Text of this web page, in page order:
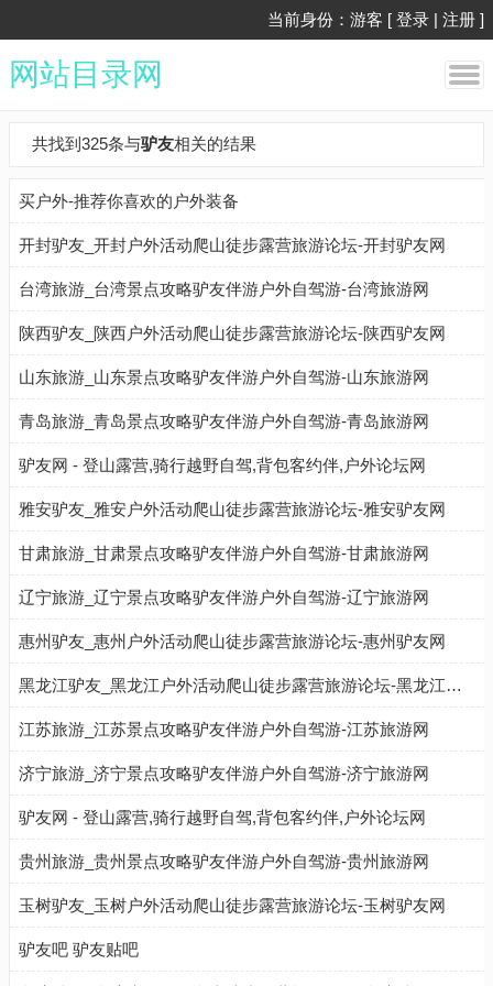
当前身份：游客 [ 登录 | 注册 ]
网站目录网
共找到325条与驴友相关的结果
买户外-推荐你喜欢的户外装备
开封驴友_开封户外活动爬山徒步露营旅游论坛-开封驴友网
台湾旅游_台湾景点攻略驴友伴游户外自驾游-台湾旅游网
陕西驴友_陕西户外活动爬山徒步露营旅游论坛-陕西驴友网
山东旅游_山东景点攻略驴友伴游户外自驾游-山东旅游网
青岛旅游_青岛景点攻略驴友伴游户外自驾游-青岛旅游网
驴友网 - 登山露营,骑行越野自驾,背包客约伴,户外论坛网
雅安驴友_雅安户外活动爬山徒步露营旅游论坛-雅安驴友网
甘肃旅游_甘肃景点攻略驴友伴游户外自驾游-甘肃旅游网
辽宁旅游_辽宁景点攻略驴友伴游户外自驾游-辽宁旅游网
惠州驴友_惠州户外活动爬山徒步露营旅游论坛-惠州驴友网
黑龙江驴友_黑龙江户外活动爬山徒步露营旅游论坛-黑龙江驴友网
江苏旅游_江苏景点攻略驴友伴游户外自驾游-江苏旅游网
济宁旅游_济宁景点攻略驴友伴游户外自驾游-济宁旅游网
驴友网 - 登山露营,骑行越野自驾,背包客约伴,户外论坛网
贵州旅游_贵州景点攻略驴友伴游户外自驾游-贵州旅游网
玉树驴友_玉树户外活动爬山徒步露营旅游论坛-玉树驴友网
驴友吧 驴友贴吧